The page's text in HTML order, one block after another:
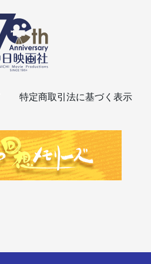
特定商取引法に基づく表示